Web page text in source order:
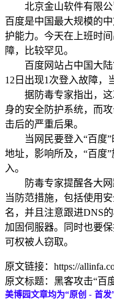
北京金山软件有限公
百度是中国最大规模的
护能力。今天在上班时
障，比较罕见。
百度网站占中国大陆
12日出现1次登入故障，
据防毒专家指出，这
身的安全防护系统，而
击后的严重后果。
当网民要登入“百度”
地址，影响所及，“百度
入。
防毒专家提醒各大网
当防范措施，包括使用
名，并且注意跟进DNS
加固伺服器。同时也要
可权被人窃取。
原文链接：https://
原文标题：黑客攻击“百
美博园文章均为“原创 - 首